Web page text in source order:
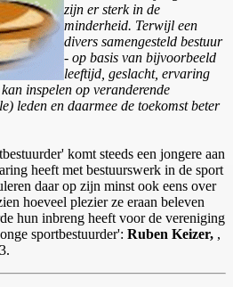
zijn er sterk in de
minderheid. Terwijl een
divers samengesteld bestuur
- op basis van bijvoorbeeld
leeftijd, geslacht, ervaring
inspelen op veranderende
leden en daarmee de toekomst beter
komt steeds een jongere aan
heeft met bestuurswerk in de sport
daar op zijn minst ook eens over
hoeveel plezier ze eraan beleven
hun inbreng heeft voor de vereniging
sportbestuurder': Ruben Keizer, ,